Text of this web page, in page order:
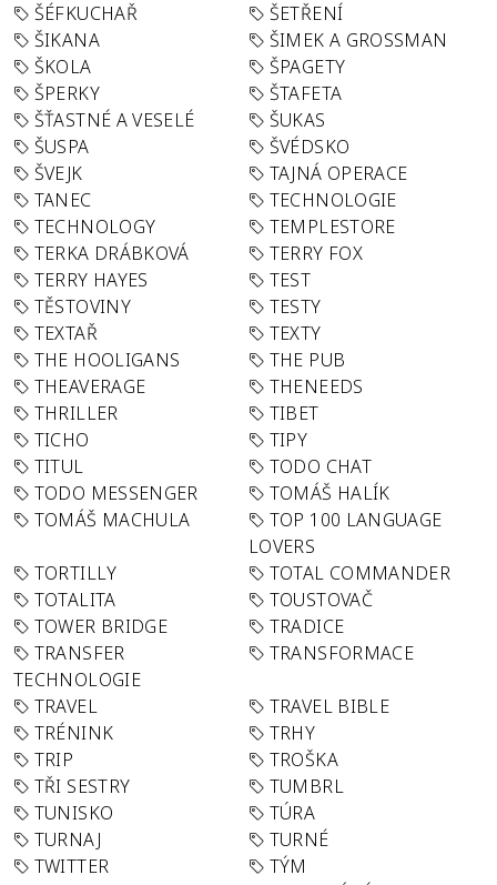
ŠÉFKUCHAŘ
ŠETŘENÍ
ŠIKANA
ŠIMEK A GROSSMAN
ŠKOLA
ŠPAGETY
ŠPERKY
ŠTAFETA
ŠŤASTNÉ A VESELÉ
ŠUKAS
ŠUSPA
ŠVÉDSKO
ŠVEJK
TAJNÁ OPERACE
TANEC
TECHNOLOGIE
TECHNOLOGY
TEMPLESTORE
TERKA DRÁBKOVÁ
TERRY FOX
TERRY HAYES
TEST
TĚSTOVINY
TESTY
TEXTAŘ
TEXTY
THE HOOLIGANS
THE PUB
THEAVERAGE
THENEEDS
THRILLER
TIBET
TICHO
TIPY
TITUL
TODO CHAT
TODO MESSENGER
TOMÁŠ HALÍK
TOMÁŠ MACHULA
TOP 100 LANGUAGE
LOVERS
TORTILLY
TOTAL COMMANDER
TOTALITA
TOUSTOVAČ
TOWER BRIDGE
TRADICE
TRANSFER
TECHNOLOGIE
TRANSFORMACE
TRAVEL
TRAVEL BIBLE
TRÉNINK
TRHY
TRIP
TROŠKA
TŘI SESTRY
TUMBRL
TUNISKO
TÚRA
TURNAJ
TURNÉ
TWITTER
TÝM